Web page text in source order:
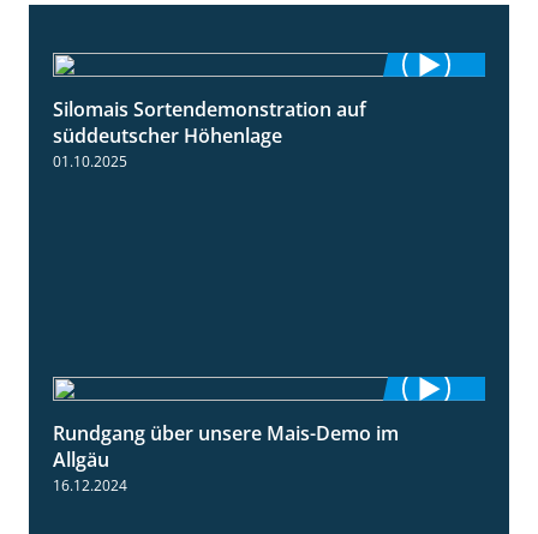
Silomais Sortendemonstration auf
süddeutscher Höhenlage
01.10.2025
Rundgang über unsere Mais-Demo im
Allgäu
16.12.2024